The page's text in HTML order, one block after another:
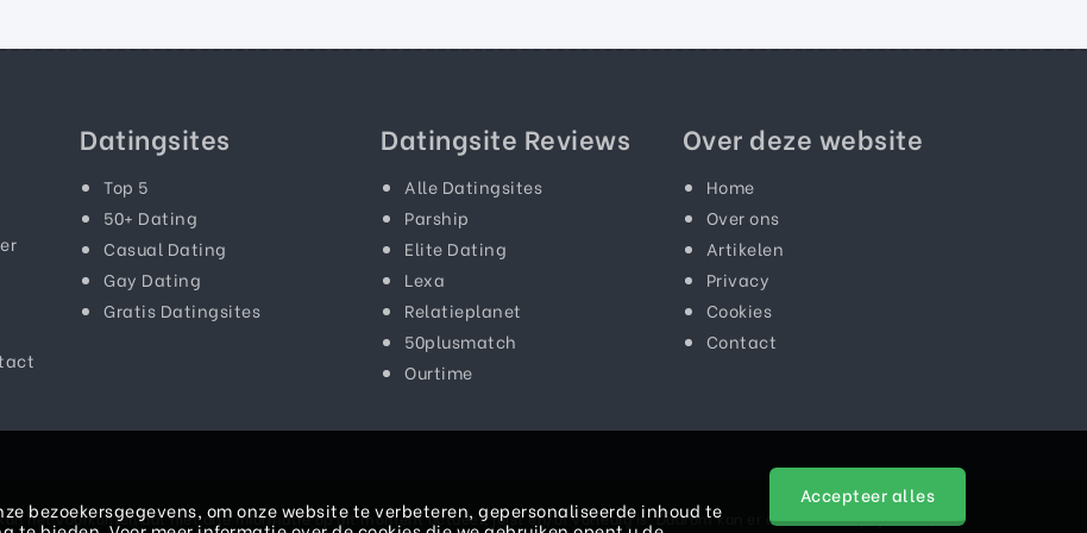
Datingsites
Top 5
50+ Dating
Casual Dating
Gay Dating
Gratis Datingsites
Datingsite Reviews
Alle Datingsites
Parship
Elite Dating
Lexa
Relatieplanet
50plusmatch
Ourtime
Over deze website
Home
Over ons
Artikelen
Privacy
Cookies
Contact
het voorkomen dat niet alle informatie op dit moment actueel, juist en/of volledig is. Daarom kan er aan teksten, prijzen en/of
bezoekersgegevens, om onze website te verbeteren, gepersonaliseerde inhoud te
Accepteer alles